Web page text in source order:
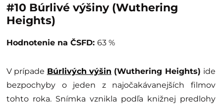
#10 Búrlivé výšiny (Wuthering
Heights)
Hodnotenie na ČSFD: 63 %
V prípade Búrlivých výšin (Wuthering Heights) ide
bezpochyby o jeden z najočakávanejších filmov
tohto roka. Snímka vznikla podľa knižnej predlohy